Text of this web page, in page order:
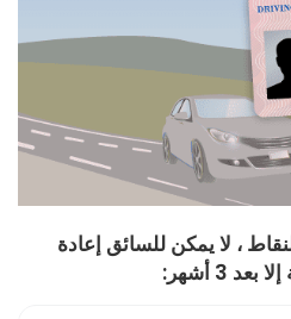
، لا يمكن للسائق إعادة
3 أشهر: